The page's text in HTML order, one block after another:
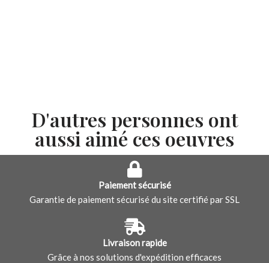
D'autres personnes ont
aussi aimé ces oeuvres
Paiement sécurisé
Garantie de paiement sécurisé du site certifié par SSL
Livraison rapide
Grâce à nos solutions d'expédition efficaces